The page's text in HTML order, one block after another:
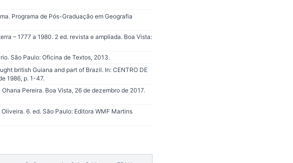
Programa de Pós-Graduação em Geografia
– 1777 a 1980. 2 ed. revista e ampliada. Boa Vista:
São Paulo: Oficina de Textos, 2013.
british Guiana and part of Brazil. In: CENTRO DE
1986, p. 1-47.
Pereira. Boa Vista, 26 de dezembro de 2017.
6. ed. São Paulo: Editora WMF Martins